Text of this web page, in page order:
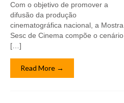
Com o objetivo de promover a
difusão da produção
cinematográfica nacional, a Mostra
Sesc de Cinema compõe o cenário
[…]
Read More →